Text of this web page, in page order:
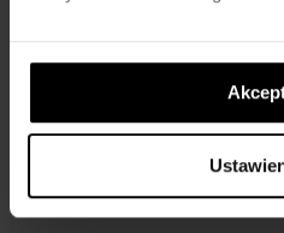
Chwyty kierownicy:
Wspornik kierownicy: